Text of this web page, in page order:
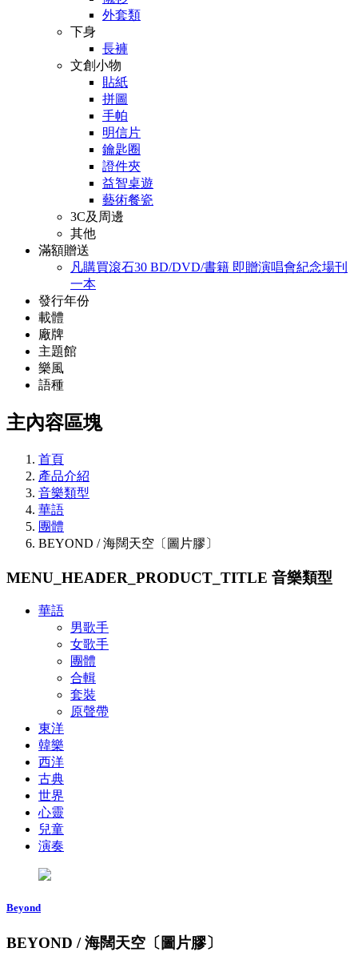
外套類
下身
長褲
文創小物
貼紙
拼圖
手帕
明信片
鑰匙圈
證件夾
益智桌遊
藝術餐瓷
3C及周邊
其他
滿額贈送
凡購買滾石30 BD/DVD/書籍 即贈演唱會紀念場刊
一本
發行年份
載體
廠牌
主題館
樂風
語種
主內容區塊
首頁
產品介紹
音樂類型
華語
團體
BEYOND / 海闊天空〔圖片膠〕
MENU_HEADER_PRODUCT_TITLE 音樂類型
華語
男歌手
女歌手
團體
合輯
套裝
原聲帶
東洋
韓樂
西洋
古典
世界
心靈
兒童
演奏
Beyond
BEYOND / 海闊天空〔圖片膠〕